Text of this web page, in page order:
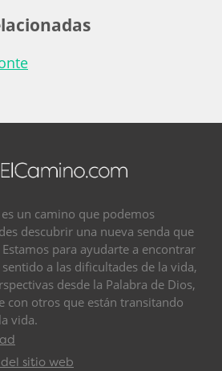
un camino que podemos
descubrir una nueva senda que
para ayudarte a encontrar
a las dificultades de la vida,
desde la Palabra de Dios,
con otros que están transitando
vida.
sitio web